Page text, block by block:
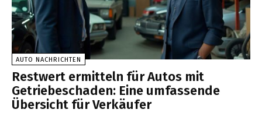
AUTO NACHRICHTEN
Restwert ermitteln für Autos mit
Getriebeschaden: Eine umfassende
Übersicht für Verkäufer